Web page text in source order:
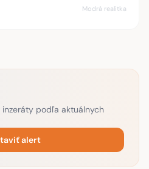
Modrá realitka
podľa aktuálnych
alert